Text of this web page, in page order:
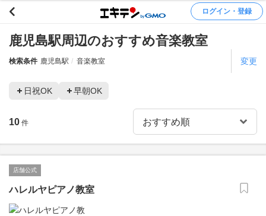
ログイン・登録
鹿児島駅周辺のおすすめ音楽教室
検索条件 鹿児島駅 音楽教室 変更
日祝OK 早朝OK
10 件
店舗公式
ハレルヤピアノ教室